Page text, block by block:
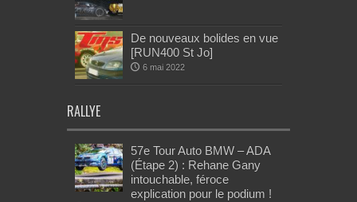
De nouveaux bolides en vue
[RUN400 St Jo]
6 mai 2022
RALLYE
57e Tour Auto BMW – ADA
(Étape 2) : Rehane Gany
intouchable, féroce
explication pour le podium !